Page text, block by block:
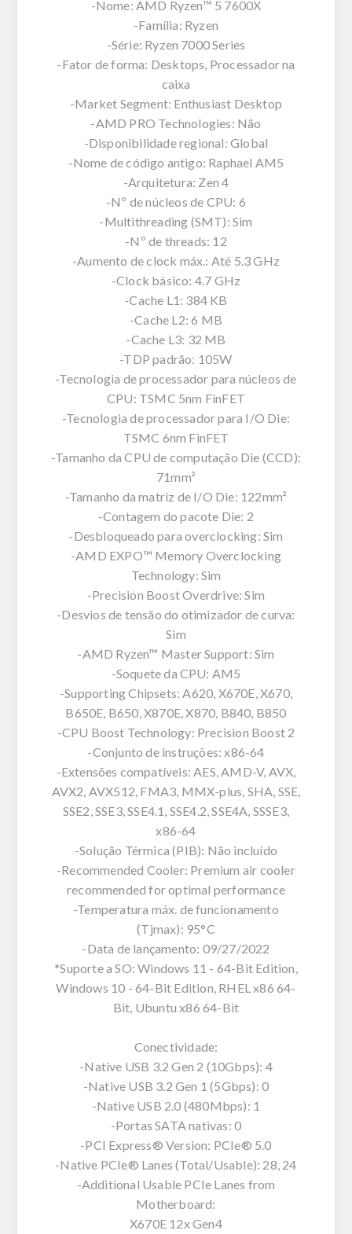
-Nome: AMD Ryzen™ 5 7600X
-Família: Ryzen
-Série: Ryzen 7000 Series
-Fator de forma: Desktops, Processador na
caixa
-Market Segment: Enthusiast Desktop
-AMD PRO Technologies: Não
-Disponibilidade regional: Global
-Nome de código antigo: Raphael AM5
-Arquitetura: Zen 4
-Nº de núcleos de CPU: 6
-Multithreading (SMT): Sim
-Nº de threads: 12
-Aumento de clock máx.: Até 5.3 GHz
-Clock básico: 4.7 GHz
-Cache L1: 384 KB
-Cache L2: 6 MB
-Cache L3: 32 MB
-TDP padrão: 105W
-Tecnologia de processador para núcleos de
CPU: TSMC 5nm FinFET
-Tecnologia de processador para I/O Die:
TSMC 6nm FinFET
-Tamanho da CPU de computação Die (CCD):
71mm²
-Tamanho da matriz de I/O Die: 122mm²
-Contagem do pacote Die: 2
-Desbloqueado para overclocking: Sim
-AMD EXPO™ Memory Overclocking
Technology: Sim
-Precision Boost Overdrive: Sim
-Desvios de tensão do otimizador de curva:
Sim
-AMD Ryzen™ Master Support: Sim
-Soquete da CPU: AM5
-Supporting Chipsets: A620, X670E, X670,
B650E, B650, X870E, X870, B840, B850
-CPU Boost Technology: Precision Boost 2
-Conjunto de instruções: x86-64
-Extensões compatíveis: AES, AMD-V, AVX,
AVX2, AVX512, FMA3, MMX-plus, SHA, SSE,
SSE2, SSE3, SSE4.1, SSE4.2, SSE4A, SSSE3,
x86-64
-Solução Térmica (PIB): Não incluído
-Recommended Cooler: Premium air cooler
recommended for optimal performance
-Temperatura máx. de funcionamento
(Tjmax): 95°C
-Data de lançamento: 09/27/2022
*Suporte a SO: Windows 11 - 64-Bit Edition,
Windows 10 - 64-Bit Edition, RHEL x86 64-
Bit, Ubuntu x86 64-Bit
Conectividade:
-Native USB 3.2 Gen 2 (10Gbps): 4
-Native USB 3.2 Gen 1 (5Gbps): 0
-Native USB 2.0 (480Mbps): 1
-Portas SATA nativas: 0
-PCI Express® Version: PCIe® 5.0
-Native PCIe® Lanes (Total/Usable): 28, 24
-Additional Usable PCIe Lanes from
Motherboard:
X670E 12x Gen4